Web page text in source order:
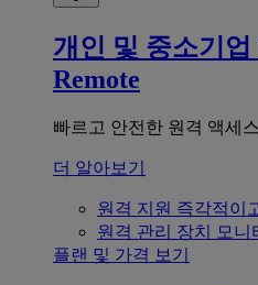
개인 및 중소기업
Remote
빠르고 안전한 원격 액세
더 알아보기
원격 지원 즉각적이
원격 관리 장치 모니
플랜 및 가격 보기